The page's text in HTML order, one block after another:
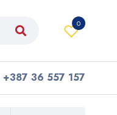
0
+387 36 557 157